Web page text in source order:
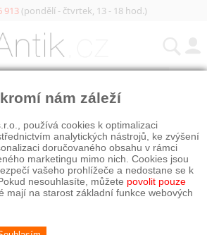
913(pondělí - čtvrtek, 13 - 18 hod.)
nám záleží
používá cookies k optimalizaci
analytických nástrojů, ke zvýšení
doručovaného obsahu v rámci
marketingu mimo nich. Cookies jsou
vašeho prohlížeče a nedostane se k
nesouhlasíte, můžete povolit pouze
mají na starost základní funkce webových